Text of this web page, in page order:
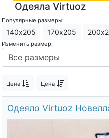
Open submenu
Основания
Open submenu
Детские матрасы
Open submenu
Open submenu
Шкафы
Контакты
Доставка по
Одеяла Virtuoz
Популярные размеры:
140х205 170х205
Изменить размер:
Цена Цена
Одеяло Virtuoz